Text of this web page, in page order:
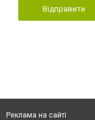
Відправити
Реклама на сайті